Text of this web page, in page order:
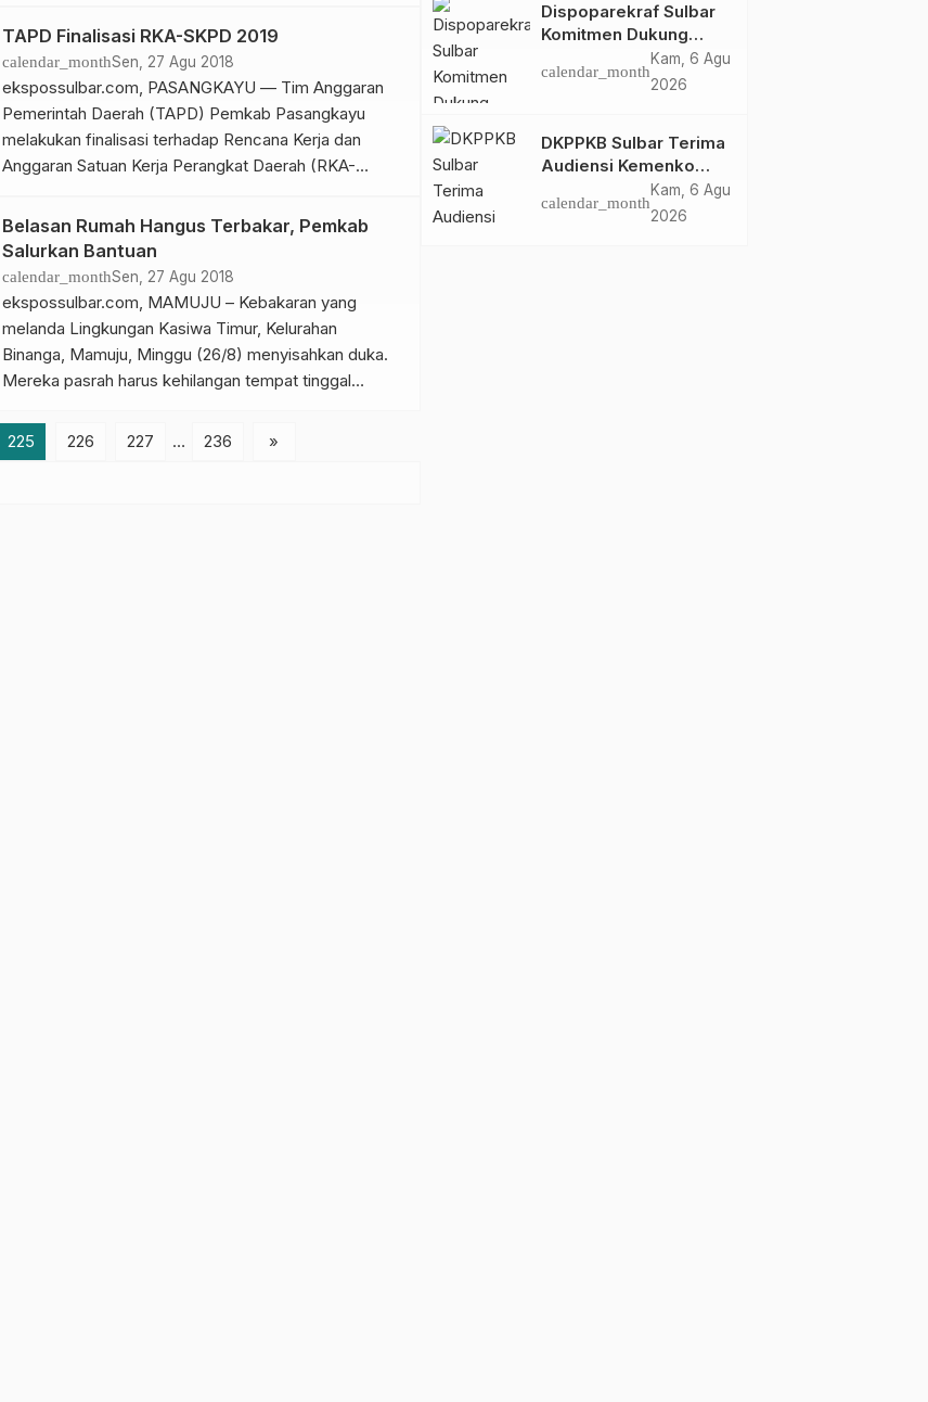
dengan total senilai Rp.76.000.000 kepada
masyarakat yang terkena musibah kebakaran minggu
kemarin. Nilai tersebut akan di salurkan ke 19 KK.
Sekaligus penyerahan berkas kependudukan […]
TAPD Finalisasi RKA-SKPD 2019
calendar_monthSen, 27 Agu 2018
ekspossulbar.com, PASANGKAYU — Tim Anggaran
Pemerintah Daerah (TAPD) Pemkab Pasangkayu
melakukan finalisasi terhadap Rencana Kerja dan
Anggaran Satuan Kerja Perangkat Daerah (RKA-
Anas C Saputra, yang ikut terlibat dalam pembahasan
finalisasi tersebut menyampaikan, finalisasi ini
bertujuan untuk memastikan semua RKA-SKPD telah
sesuai dengan visi misi bupati serta telah merangkum
[…]
Belasan Rumah Hangus Terbakar, Pemkab
Salurkan Bantuan
calendar_monthSen, 27 Agu 2018
ekspossulbar.com, MAMUJU – Kebakaran yang
melanda Lingkungan Kasiwa Timur, Kelurahan
Binanga, Mamuju, Minggu (26/8) menyisahkan duka.
Mereka pasrah harus kehilangan tempat tinggal
kehilangan tempat tinggal dan harta benda. Akibat
kebakaran tersebut, pemerintah berupaya mencari
225 226 227 … 236 »
Dispoparekraf Sulbar
Komitmen Dukung
Penyusunan RAD
TPB/SDGs Sulawesi
calendar_month
Kam, 6 Agu
2026
DKPPKB Sulbar Terima
Audiensi Kemenko
Kumham Imipas RI,
Perkuat Pelayanan
calendar_month
Kam, 6 Agu
2026